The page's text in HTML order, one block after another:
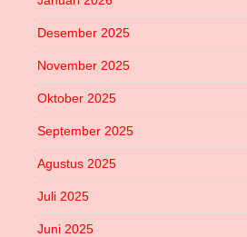
Desember 2025
November 2025
Oktober 2025
September 2025
Agustus 2025
Juli 2025
Juni 2025